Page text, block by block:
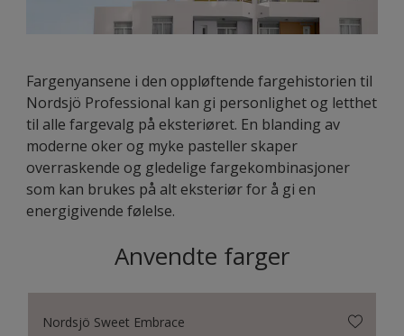
Fargenyansene i den oppløftende fargehistorien til
Nordsjö Professional kan gi personlighet og letthet
til alle fargevalg på eksteriøret. En blanding av
moderne oker og myke pasteller skaper
overraskende og gledelige fargekombinasjoner
som kan brukes på alt eksteriør for å gi en
energigivende følelse.
Anvendte farger
Nordsjö Sweet Embrace